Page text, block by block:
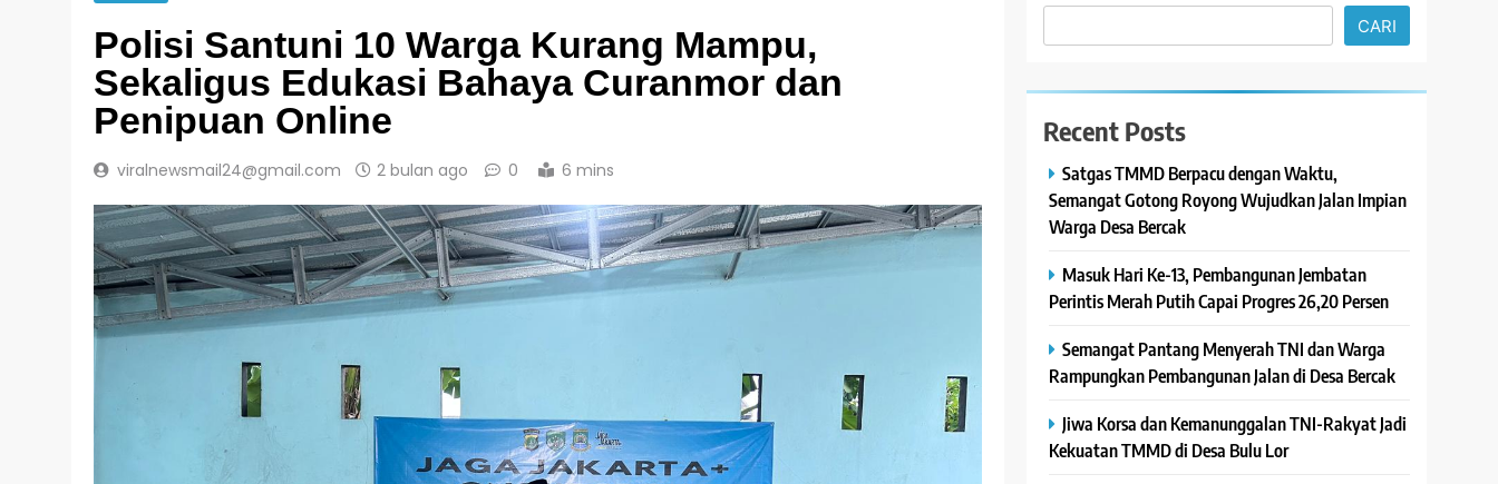
Polisi Santuni 10 Warga Kurang Mampu,
Sekaligus Edukasi Bahaya Curanmor dan
Penipuan Online
viralnewsmail24@gmail.com 2 bulan ago 0 6 mins
CARI
Recent Posts
Satgas TMMD Berpacu dengan Waktu,
Semangat Gotong Royong Wujudkan Jalan Impian
Warga Desa Bercak
Masuk Hari Ke-13, Pembangunan Jembatan
Perintis Merah Putih Capai Progres 26,20 Persen
Semangat Pantang Menyerah TNI dan Warga
Rampungkan Pembangunan Jalan di Desa Bercak
Jiwa Korsa dan Kemanunggalan TNI-Rakyat Jadi
Kekuatan TMMD di Desa Bulu Lor